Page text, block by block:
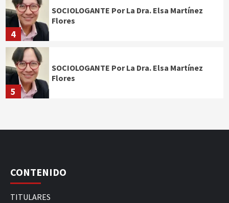
4
SOCIOLOGANTE Por La Dra. Elsa Martínez
Flores
5
SOCIOLOGANTE Por La Dra. Elsa Martínez
Flores
CONTENIDO
TITULARES